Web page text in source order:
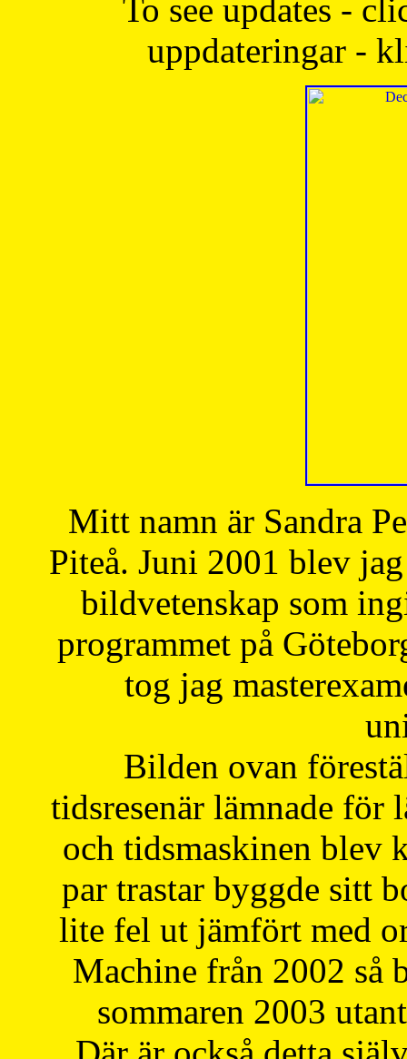
To see updates -
uppdateringar -
Mitt namn är Sandra
Piteå. Juni 2001 blev
bildvetenskap som
programmet på
tog jag
Bilden ovan
tidsresenär lämnade för
och tidsmaskinen blev
par trastar byggde sitt
lite fel ut jämfört med
Machine från 2002 så
sommaren 2003